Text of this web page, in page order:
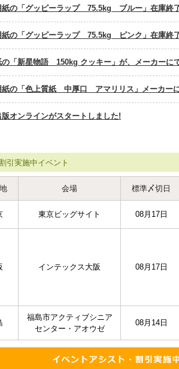
紙の「グッピーラップ 75.5kg ブルー」在庫終了
紙の「グッピーラップ 75.5kg ピンク」在庫終了
「新星物語 150kg クッキー」が、メーカーに
紙の「色上質紙 中厚口 アマリリス」メーカー
版オンラインがスタートしました!
引実施中イベント
会場 標準〆切日
東京ビッグサイト 08月17日
インテックス大阪 08月17日
福島市アクティブシニア
センター・アオウゼ
08月14日